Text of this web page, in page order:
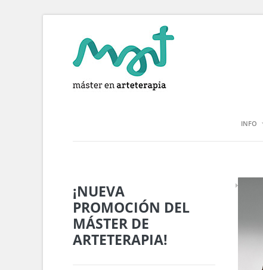
INFO
¡NUEVA
PROMOCIÓN DEL
MÁSTER DE
ARTETERAPIA!